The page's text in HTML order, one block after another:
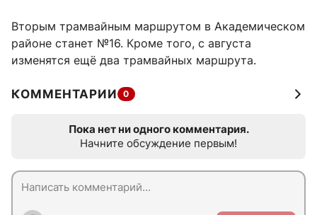
Вторым трамвайным маршрутом в Академическом
районе станет №16. Кроме того, с августа
изменятся ещё два трамвайных маршрута.
КОММЕНТАРИИ 0
Пока нет ни одного комментария.
Начните обсуждение первым!